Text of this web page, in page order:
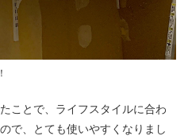
ことで、ライフスタイルに合わ
で、とても使いやすくなりまし